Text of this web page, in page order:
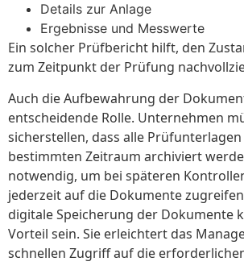
Details zur Anlage
Ergebnisse und Messwerte
Ein solcher Prüfbericht hilft, den
zum Zeitpunkt der Prüfung
Auch die Aufbewahrung der
entscheidende Rolle. Unternehmen
sicherstellen, dass alle
bestimmten Zeitraum archiviert
notwendig, um bei späteren
jederzeit auf die Dokumente
digitale Speicherung der Dokumente
Vorteil sein. Sie erleichtert das
schnellen Zugriff auf die